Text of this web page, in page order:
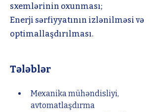
sxemlərinin oxunması;
Enerji sərfiyyatının izlənilməsi və
optimallaşdırılması.
Tələblər
Mexanika mühəndisliyi,
avtomatlaşdırma